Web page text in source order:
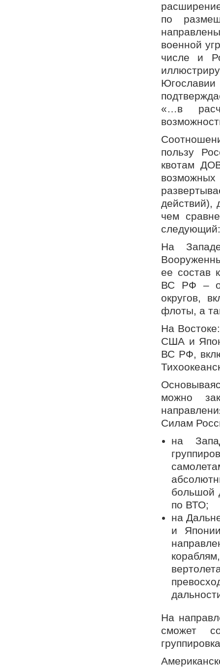
по
военной
числе и
Югославии
«…в
пользу
квотам
действий),
чем
следующий:
На
ее состав
ВС РФ –
округов,
флоты, а
На
США и
ВС РФ,
можно
Силам
на
большой
по ВТО;
на
и
На
сможет